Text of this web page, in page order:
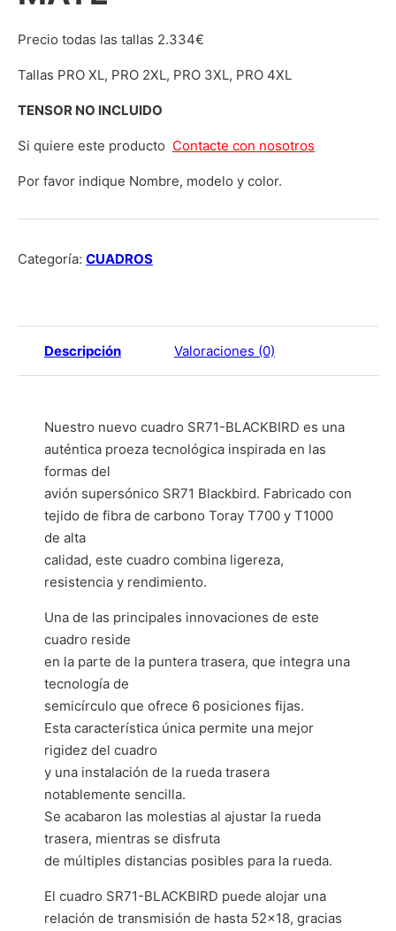
Precio todas las tallas 2.334€
Tallas PRO XL, PRO 2XL, PRO 3XL, PRO 4XL
TENSOR NO INCLUIDO
Si quiere este producto Contacte con nosotros
Por favor indique Nombre, modelo y color.
Categoría: CUADROS
Descripción Valoraciones (0)
Nuestro nuevo cuadro SR71-BLACKBIRD es una
auténtica proeza tecnológica inspirada en las
formas del
avión supersónico SR71 Blackbird. Fabricado con
tejido de fibra de carbono Toray T700 y T1000
de alta
calidad, este cuadro combina ligereza,
resistencia y rendimiento.
Una de las principales innovaciones de este
cuadro reside
en la parte de la puntera trasera, que integra una
tecnología de
semicírculo que ofrece 6 posiciones fijas.
Esta característica única permite una mejor
rigidez del cuadro
y una instalación de la rueda trasera
notablemente sencilla.
Se acabaron las molestias al ajustar la rueda
trasera, mientras se disfruta
de múltiples distancias posibles para la rueda.
El cuadro SR71-BLACKBIRD puede alojar una
relación de transmisión de hasta 52×18, gracias